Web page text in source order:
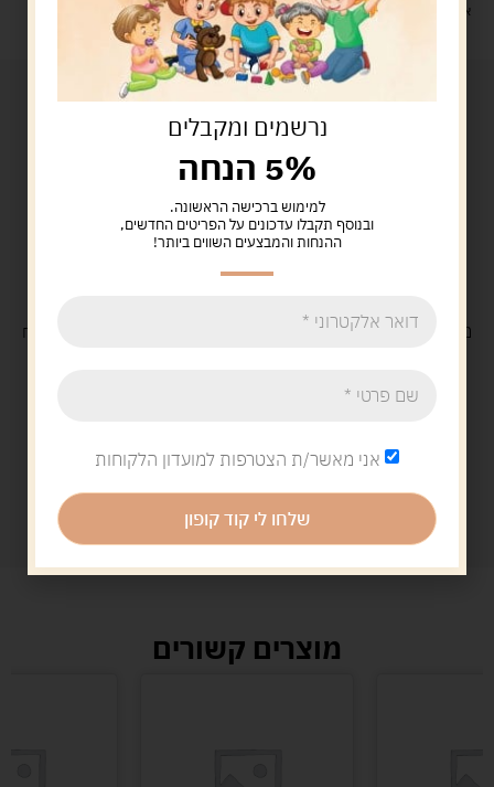
איסוף עצמי: מ"ביתר טויס" רחוב בניין דוד 18, ביתר עילית.
משלוח חינםבקנייה מעל 329 ש"ח
מוצרים קשורים
נרשמים ומקבלים
5% הנחה
למימוש ברכישה הראשונה.
ובנוסף תקבלו עדכונים על הפריטים החדשים,
ההנחות והמבצעים השווים ביותר!
אני מאשר/ת הצטרפות למועדון הלקוחות
שלחו לי קוד קופון